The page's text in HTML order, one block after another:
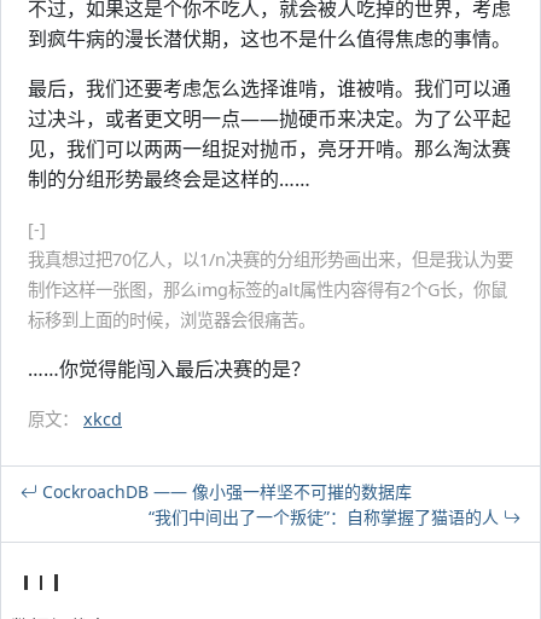
不过，如果这是个你不吃人，就会被人吃掉的世界，考虑
到疯牛病的漫长潜伏期，这也不是什么值得焦虑的事情。
最后，我们还要考虑怎么选择谁啃，谁被啃。我们可以通
过决斗，或者更文明一点——抛硬币来决定。为了公平起
见，我们可以两两一组捉对抛币，亮牙开啃。那么淘汰赛
制的分组形势最终会是这样的……
[-]
我真想过把70亿人，以1/n决赛的分组形势画出来，但是我认为要
制作这样一张图，那么img标签的alt属性内容得有2个G长，你鼠
标移到上面的时候，浏览器会很痛苦。
……你觉得能闯入最后决赛的是？
原文： xkcd
CockroachDB —— 像小强一样坚不可摧的数据库
“我们中间出了一个叛徒”：自称掌握了猫语的人